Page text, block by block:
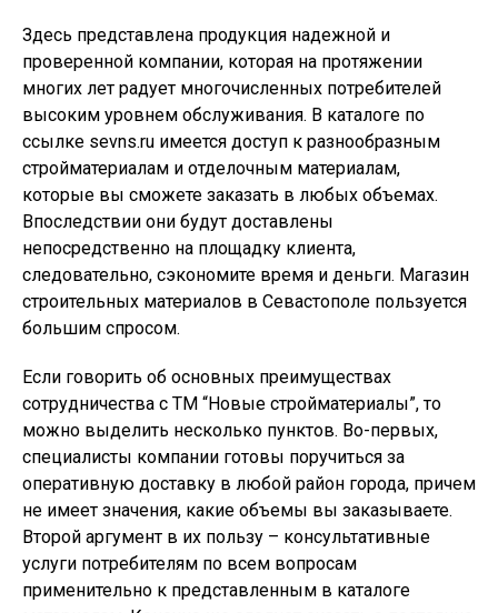
Здесь представлена продукция надежной и
проверенной компании, которая на протяжении
многих лет радует многочисленных потребителей
высоким уровнем обслуживания. В каталоге по
ссылке sevns.ru имеется доступ к разнообразным
стройматериалам и отделочным материалам,
которые вы сможете заказать в любых объемах.
Впоследствии они будут доставлены
непосредственно на площадку клиента,
следовательно, сэкономите время и деньги. Магазин
строительных материалов в Севастополе пользуется
большим спросом.
Если говорить об основных преимуществах
сотрудничества с ТМ “Новые стройматериалы”, то
можно выделить несколько пунктов. Во-первых,
специалисты компании готовы поручиться за
оперативную доставку в любой район города, причем
не имеет значения, какие объемы вы заказываете.
Второй аргумент в их пользу – консультативные
услуги потребителям по всем вопросам
применительно к представленным в каталоге